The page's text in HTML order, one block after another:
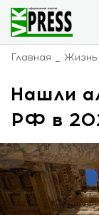
Главная Жизнь
Нашли
РФ в